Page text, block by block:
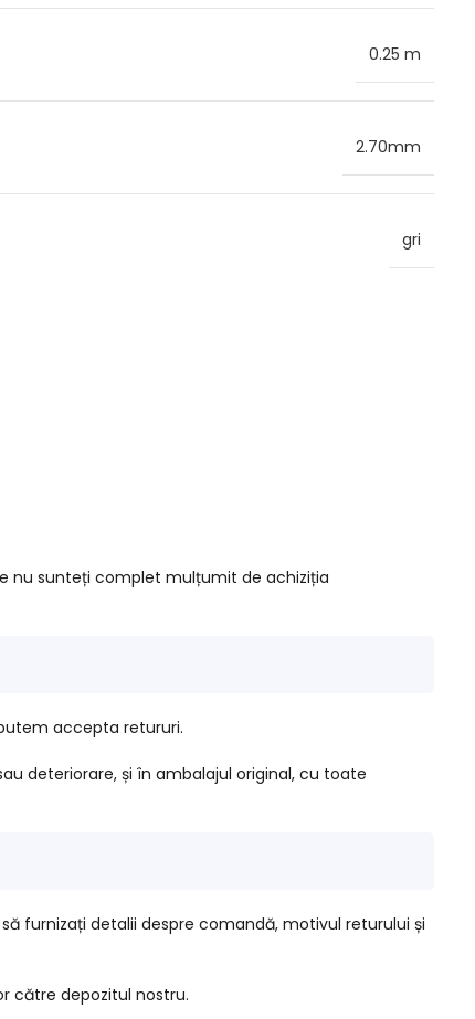
0.25 m
2.70mm
gri
nu sunteți complet mulțumit de achiziția
accepta retururi.
deteriorare, și în ambalajul original, cu toate
furnizați detalii despre comandă, motivul returului și
către depozitul nostru.